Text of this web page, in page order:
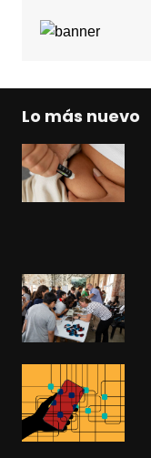
Lo más nuevo